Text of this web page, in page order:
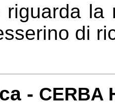
riguarda la
di
- CERBA